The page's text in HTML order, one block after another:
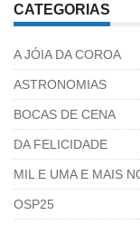
CATEGORIAS
A JÓIA DA COROA
ASTRONOMIAS
BOCAS DE CENA
DA FELICIDADE
MIL E UMA E MAIS
OSP25